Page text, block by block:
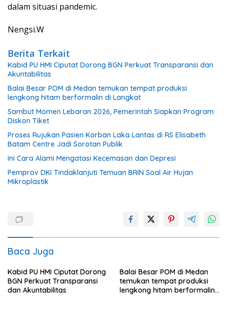
dalam situasi pandemic.
Nengsi.W
Berita Terkait
Kabid PU HMI Ciputat Dorong BGN Perkuat Transparansi dan
Akuntabilitas
Balai Besar POM di Medan temukan tempat produksi
lengkong hitam berformalin di Langkat
Sambut Momen Lebaran 2026, Pemerintah Siapkan Program
Diskon Tiket
Proses Rujukan Pasien Korban Laka Lantas di RS Elisabeth
Batam Centre Jadi Sorotan Publik
Ini Cara Alami Mengatasi Kecemasan dan Depresi
Pemprov DKI Tindaklanjuti Temuan BRIN Soal Air Hujan
Mikroplastik
Baca Juga
Kabid PU HMI Ciputat Dorong
BGN Perkuat Transparansi
dan Akuntabilitas
Balai Besar POM di Medan
temukan tempat produksi
lengkong hitam berformalin